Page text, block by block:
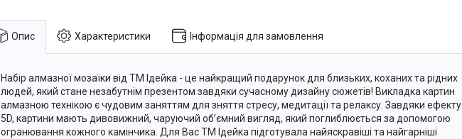
Опис Характеристики Інформація для замовлення
Набір алмазної мозаїки від ТМ Ідейка - це найкращий подарунок для близьких, коханих та рідних
людей, який стане незабутнім презентом завдяки сучасному дизайну сюжетів! Викладка картин
алмазною технікою є чудовим заняттям для зняття стресу, медитації та релаксу. Завдяки ефекту
5D, картини мають дивовижний, чаруючий об’ємний вигляд, який поглиблюється за допомогою
огранювання кожного камінчика. Для Вас ТМ Ідейка підготувала найяскравіші та найгарніші